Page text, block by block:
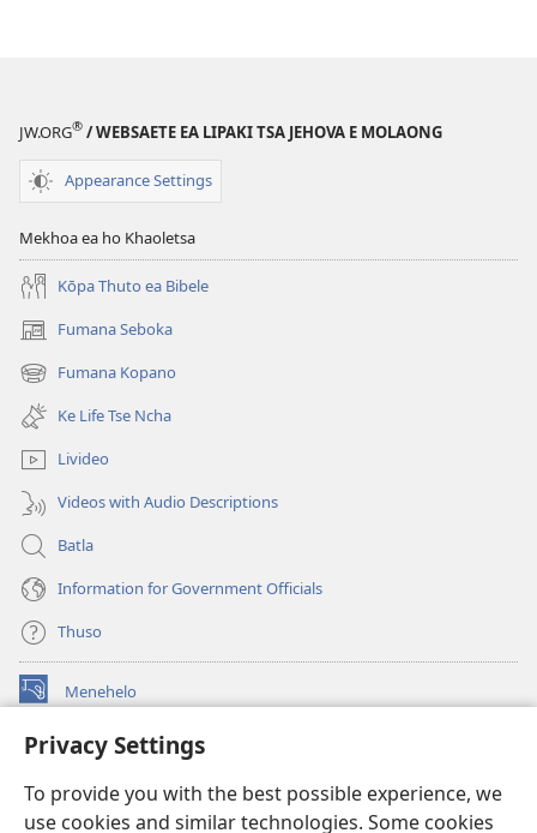
Privacy Settings
To provide you with the best possible experience, we
use cookies and similar technologies. Some cookies
ha
Mangata
JW.ORG® / WEBSAETE EA LIPAKI TSA JEHOVA E MOLAONG
Appearance Settings
Mekhoa ea ho Khaoletsa
Kōpa Thuto ea Bibele
Fumana Seboka
(opens
new
window)
Fumana Kopano
(opens
new
window)
Ke Life Tse Ncha
Livideo
Videos with Audio Descriptions
Batla
Information for Government Officials
Thuso
Menehelo
(opens
window)Watchtower ONLINE LIBRARY
new
window)JW Hub ®
(opens